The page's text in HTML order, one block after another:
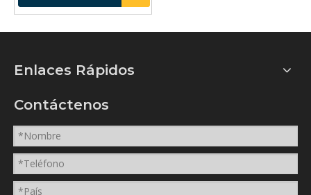
Enlaces Rápidos
Contáctenos